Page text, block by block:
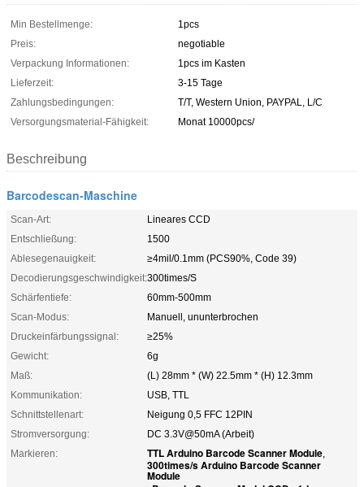
Min Bestellmenge:
1pcs
Preis:
negotiable
Verpackung Informationen:
1pcs im Kasten
Lieferzeit:
3-15 Tage
Zahlungsbedingungen:
T/T, Western Union, PAYPAL, L/C
Versorgungsmaterial-Fähigkeit:
Monat 10000pcs/
Beschreibung
Barcodescan-Maschine
Scan-Art:
Lineares CCD
Entschließung:
1500
Ablesegenauigkeit:
≥4mil/0.1mm (PCS90%, Code 39)
Decodierungsgeschwindigkeit:300times/S
Schärfentiefe:
60mm-500mm
Scan-Modus:
Manuell, ununterbrochen
Druckeinfärbungssignal:
≥25%
Gewicht:
6g
Maß:
(L) 28mm * (W) 22.5mm * (H) 12.3mm
Kommunikation:
USB, TTL
Schnittstellenart:
Neigung 0,5 FFC 12PIN
Stromversorgung:
DC 3.3V@50mA (Arbeit)
Markieren:
TTL Arduino Barcode Scanner Module,
300times/s Arduino Barcode Scanner
Module